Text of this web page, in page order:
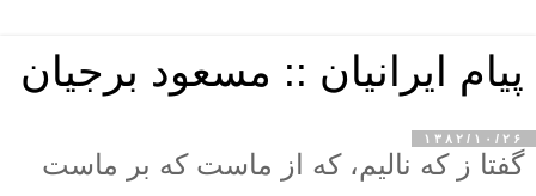
پیام ایرانیان :: مسعود برجیان
۱۳۸۲/۱۰/۲۶
گفتا ز که نالیم، که از ماست که بر ماست